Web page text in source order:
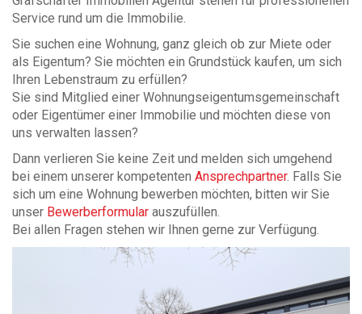
Service rund um die Immobilie.
Sie suchen eine Wohnung, ganz gleich ob zur Miete oder
als Eigentum? Sie möchten ein Grundstück kaufen, um sich
Ihren Lebenstraum zu erfüllen?
Sie sind Mitglied einer Wohnungseigentumsgemeinschaft
oder Eigentümer einer Immobilie und möchten diese von
uns verwalten lassen?
Dann verlieren Sie keine Zeit und melden sich umgehend
bei einem unserer kompetenten Ansprechpartner. Falls Sie
sich um eine Wohnung bewerben möchten, bitten wir Sie
unser Bewerberformular auszufüllen.
Bei allen Fragen stehen wir Ihnen gerne zur Verfügung.